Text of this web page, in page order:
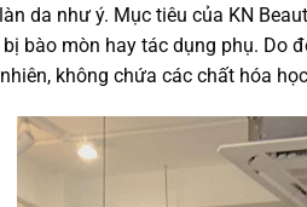
da như ý. Mục tiêu của KN
bào mòn hay tác dụng phụ. Do
không chứa các chất hóa